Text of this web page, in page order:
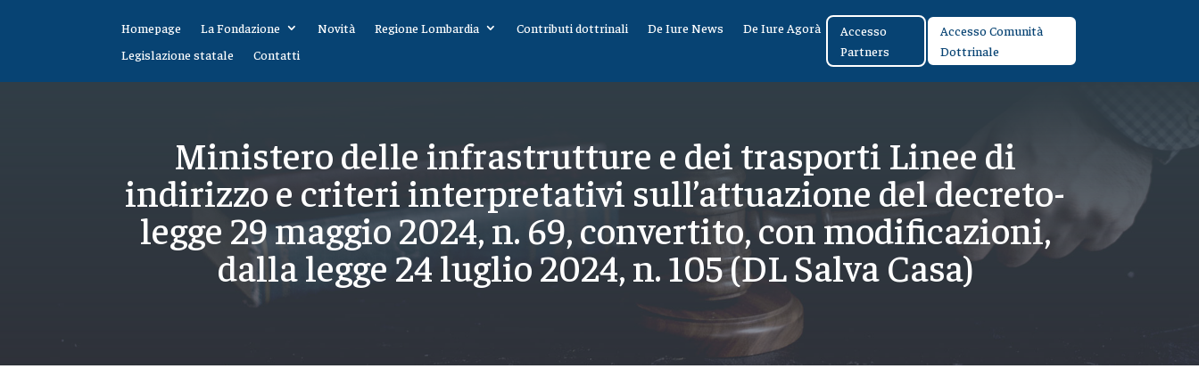
Homepage La Fondazione Novità Regione Lombardia Contributi dottrinali De Iure News
De Iure Agorà
Legislazione statale
Contatti
Accesso
Partners
Accesso Comunità
Dottrinale
Ministero delle infrastrutture e dei trasporti Linee di
indirizzo e criteri interpretativi sull’attuazione del decreto-
legge 29 maggio 2024, n. 69, convertito, con modificazioni,
dalla legge 24 luglio 2024, n. 105 (DL Salva Casa)